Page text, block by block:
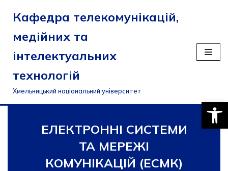
Перейти
до
вмісту
Кафедра телекомунікацій,
медійних та
інтелектуальних
технологій
Хмельницький національний університет
ЕЛЕКТРОННІ СИСТЕМИ
ТА МЕРЕЖІ
КОМУНІКАЦІЙ (ЕСМК)